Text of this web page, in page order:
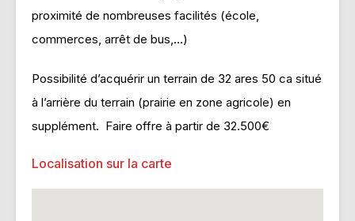
proximité de nombreuses facilités (école,
commerces, arrêt de bus,…)
Possibilité d’acquérir un terrain de 32 ares 50 ca situé
à l’arrière du terrain (prairie en zone agricole) en
supplément. Faire offre à partir de 32.500€
Localisation sur la carte